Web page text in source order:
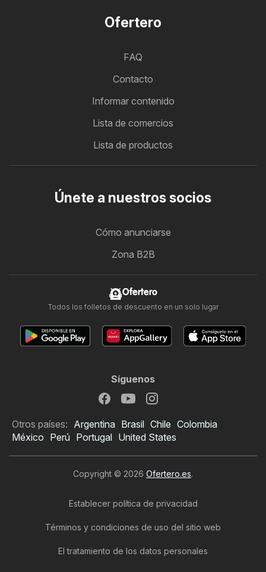
Folleto de El Corte Inglés
Ofertero
FAQ
Contacto
Informar contenido
Lista de comercios
Lista de productos
Únete a nuestros socios
Cómo anunciarse
Zona B2B
Ofertero
Todos los folletos de descuento en un solo lugar
Síguenos
Otros países: Argentina Brasil Chile Colombia
México Perú Portugal United States
Copyright © 2026 Ofertero.es.
Establecer política de privacidad
Términos y condiciones de uso del sitio web
El tratamiento de los datos personales